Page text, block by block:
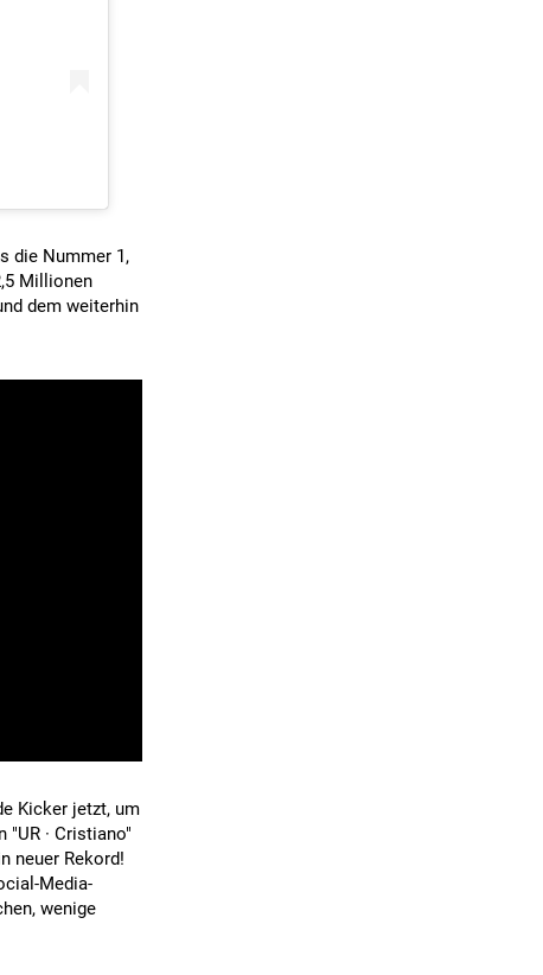
die Nummer 1,
Millionen
dem weiterhin
Kicker jetzt, um
· Cristiano"
neuer Rekord!
Media-
wenige